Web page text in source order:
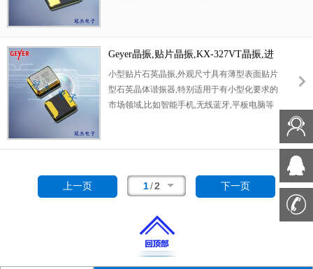
在办公自动化,家电相关电器领域及
Bluetooth,Wireless LAN等短距离无线通信领域
可发挥优良的电气特性,满足无铅焊接的回流温
度曲线要求.
Geyer晶振,贴片晶振,KX-327VT晶振,进
口石英晶振
小型贴片石英晶振,外观尺寸具有薄型表面贴片
型石英晶体谐振器,特别适用于有小型化要求的
市场领域,比如智能手机,无线蓝牙,平板电脑等
在办公自动化,家电相关电器领域及
可发挥优良的电气特性,满足无铅焊接的回流温
度曲线要求.
上一页 1/2 下一页